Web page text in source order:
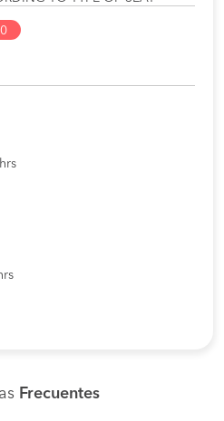
hrs
Frecuentes